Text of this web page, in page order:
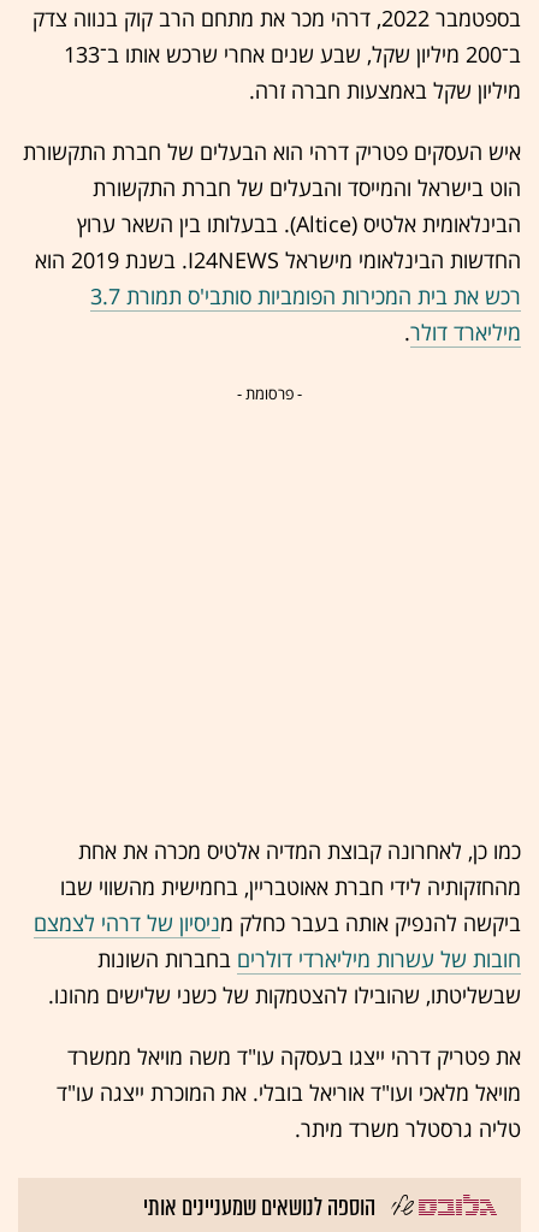
בספטמבר 2022, דרהי מכר את מתחם הרב קוק בנווה צדק
ב־200 מיליון שקל, שבע שנים אחרי שרכש אותו ב־133
מיליון שקל באמצעות חברה זרה.
איש העסקים פטריק דרהי הוא הבעלים של חברת התקשורת
הוט בישראל והמייסד והבעלים של חברת התקשורת
הבינלאומית אלטיס (Altice). בבעלותו בין השאר ערוץ
החדשות הבינלאומי מישראל I24NEWS. בשנת 2019 הוא
רכש את בית המכירות הפומביות סותבי'ס תמורת 3.7
מיליארד דולר.
- פרסומת -
כמו כן, לאחרונה קבוצת המדיה אלטיס מכרה את אחת
מהחזקותיה לידי חברת אאוטבריין, בחמישית מהשווי שבו
ביקשה להנפיק אותה בעבר כחלק מניסיון של דרהי לצמצם
חובות של עשרות מיליארדי דולרים בחברות השונות
שבשליטתו, שהובילו להצטמקות של כשני שלישים מהונו.
את פטריק דרהי ייצגו בעסקה עו"ד משה מויאל ממשרד
מויאל מלאכי ועו"ד אוריאל בובלי. את המוכרת ייצגה עו"ד
טליה גרסטלר משרד מיתר.
הוספה לנושאים שמעניינים אותי